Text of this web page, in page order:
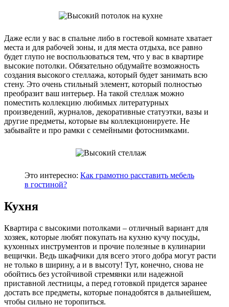
Даже если у вас в спальне либо в гостевой комнате хватает
места и для рабочей зоны, и для места отдыха, все равно
будет глупо не воспользоваться тем, что у вас в квартире
высокие потолки. Обязательно обдумайте возможность
создания высокого стеллажа, который будет занимать всю
стену. Это очень стильный элемент, который полностью
преобразит ваш интерьер. На такой стеллаж можно
поместить коллекцию любимых литературных
произведений, журналов, декоративные статуэтки, вазы и
другие предметы, которые вы коллекционируете. Не
забывайте и про рамки с семейными фотоснимками.
Это интересно: Как грамотно расставить мебель
в гостиной?
Кухня
Квартира с высокими потолками – отличный вариант для
хозяек, которые любят покупать на кухню кучу посуды,
кухонных инструментов и прочие полезные в кулинарии
вещички. Ведь шкафчики для всего этого добра могут расти
не только в ширину, а и в высоту! Тут, конечно, снова не
обойтись без устойчивой стремянки или надежной
приставной лестницы, а перед готовкой придется заранее
достать все предметы, которые понадобятся в дальнейшем,
чтобы сильно не торопиться.